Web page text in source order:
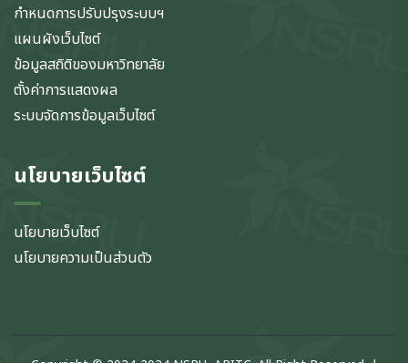
กำหนดการปรับปรุงระบบฯ
แผนผังเว็บไซต์
ข้อมูลสถิติของมหาวิทยาลัย
ตั้งค่าการแสดงผล
ระบบจัดการข้อมูลเว็บไซต์
นโยบายเว็บไซต์
นโยบายเว็บไซต์
นโยบายความเป็นส่วนตัว